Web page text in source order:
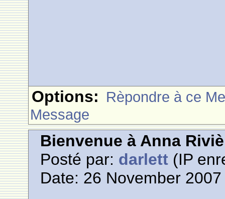
Options: Rèpondre à ce
Message
Bienvenue à Anna
Posté par: darlett (IP
Date: 26 November